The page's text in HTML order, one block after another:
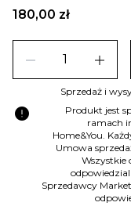
180,00 zł
remove add
Sprzedaż i
error
Produkt jest
ramach
Home&You.
Umowa
Wszystkie
Sprzedawcy